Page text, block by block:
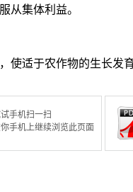
从集体利益。
使适于农作物的生长发
手机扫一扫
手机上继续浏览此页面